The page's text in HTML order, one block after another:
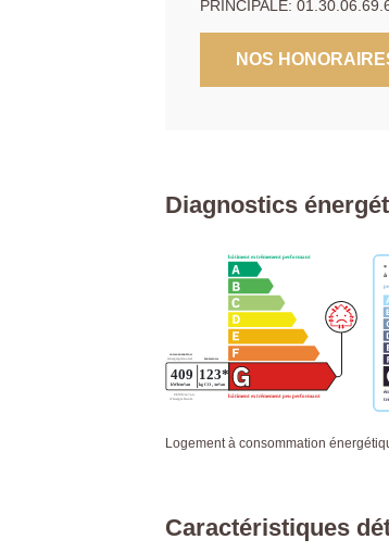
PRINCIPALE:
NOS
Diagnostics
Logement à consommation
Caractéristiques